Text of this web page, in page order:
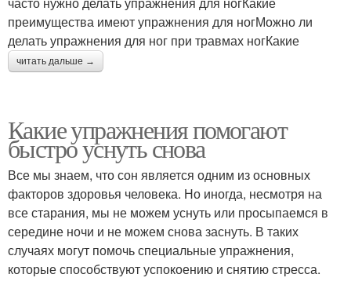
преимущества имеют упражнения для ногМожно ли
делать упражнения для ног при травмах ногКакие
читать дальше →
Какие упражнения помогают
быстро уснуть снова
Все мы знаем, что сон является одним из основных
факторов здоровья человека. Но иногда, несмотря на
все старания, мы не можем уснуть или просыпаемся в
середине ночи и не можем снова заснуть. В таких
случаях могут помочь специальные упражнения,
которые способствуют успокоению и снятию стресса.